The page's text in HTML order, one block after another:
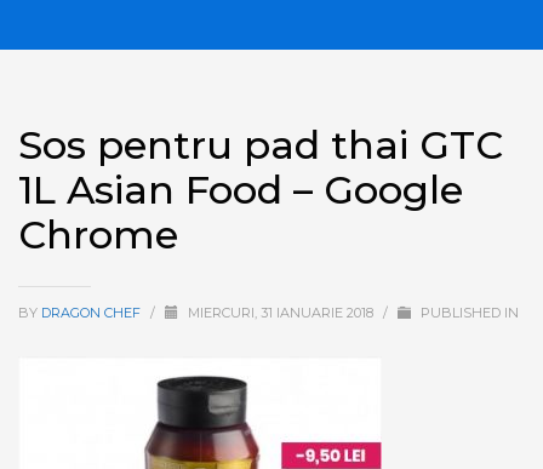
Sos pentru pad thai GTC
1L Asian Food – Google
Chrome
BY DRAGON CHEF / MIERCURI, 31 IANUARIE 2018 / PUBLISHED IN